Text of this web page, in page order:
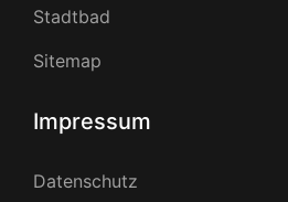
Stadtbad
Sitemap
Impressum
Datenschutz